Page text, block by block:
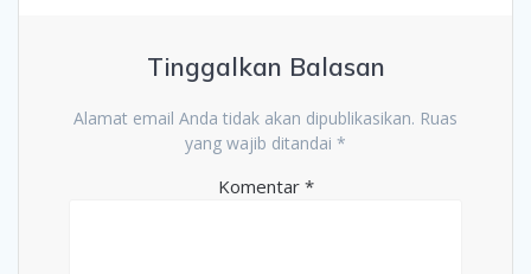
Tinggalkan Balasan
Alamat email Anda tidak akan dipublikasikan. Ruas
yang wajib ditandai *
Komentar *